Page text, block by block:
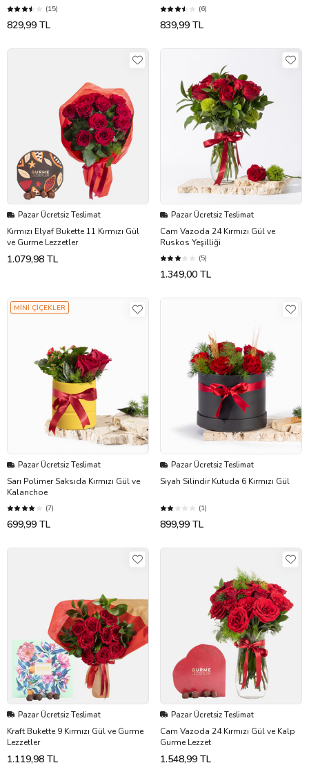
(15)
829,99 TL
(6)
839,99 TL
Pazar Ücretsiz Teslimat
Kırmızı Elyaf Bukette 11 Kırmızı Gül
ve Gurme Lezzetler
1.079,98 TL
Pazar Ücretsiz Teslimat
Cam Vazoda 24 Kırmızı Gül ve
Ruskos Yeşilliği
(5)
1.349,00 TL
MİNİ ÇİÇEKLER
Pazar Ücretsiz Teslimat
Sarı Polimer Saksıda Kırmızı Gül ve
Kalanchoe
(7)
699,99 TL
Pazar Ücretsiz Teslimat
Siyah Silindir Kutuda 6 Kırmızı Gül
(1)
899,99 TL
Pazar Ücretsiz Teslimat
Kraft Bukette 9 Kırmızı Gül ve Gurme
Lezzetler
1.119,98 TL
Pazar Ücretsiz Teslimat
Cam Vazoda 24 Kırmızı Gül ve Kalp
Gurme Lezzet
1.548,99 TL